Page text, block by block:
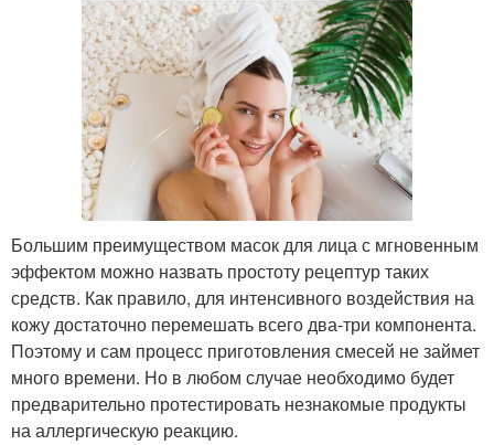
Большим преимуществом масок для лица с мгновенным
эффектом можно назвать простоту рецептур таких
средств. Как правило, для интенсивного воздействия на
кожу достаточно перемешать всего два-три компонента.
Поэтому и сам процесс приготовления смесей не займет
много времени. Но в любом случае необходимо будет
предварительно протестировать незнакомые продукты
на аллергическую реакцию.